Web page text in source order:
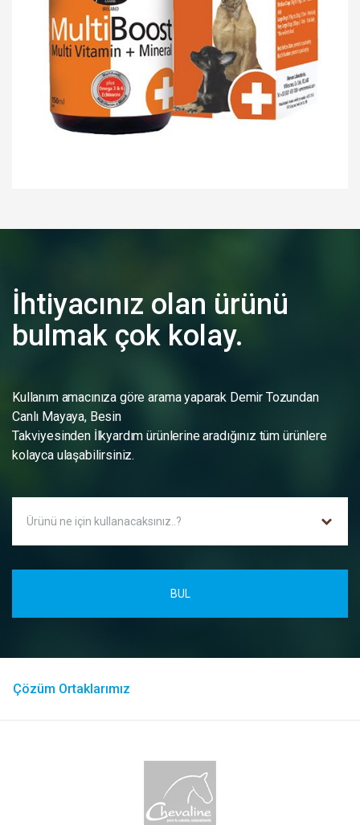
İhtiyacınız olan ürünü
bulmak çok kolay.
Kullanım amacınıza göre arama yaparak Demir Tozundan
Canlı Mayaya, Besin
Takviyesinden İlkyardım ürünlerine aradığınız tüm ürünlere
kolayca ulaşabilirsiniz.
Çözüm Ortaklarımız